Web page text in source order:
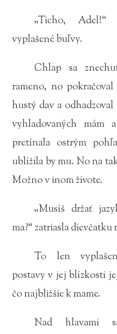
„Ticho,
vyplašené buľvy.
Chlap sa
rameno, no
hustý dav a
vyhladovaných
pretínala ostrým
ublížila by mu. No na
Možno v inom živote.
„Musíš držať
ma?“ zatriasla dievčatku
To len
postavy v jej blízkosti
čo najbližšie k mame.
Nad hlavami